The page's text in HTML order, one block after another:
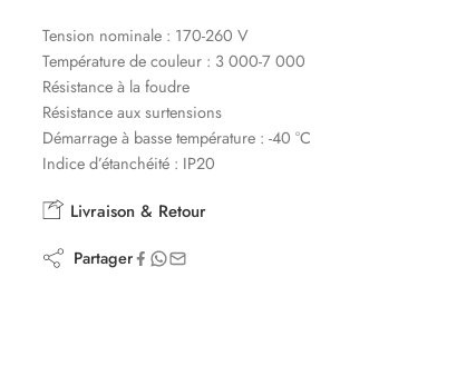
Tension nominale : 170-260 V
Température de couleur : 3 000-7 000
Résistance à la foudre
Résistance aux surtensions
Démarrage à basse température : -40 °C
Indice d’étanchéité : IP20
Livraison & Retour
Partager